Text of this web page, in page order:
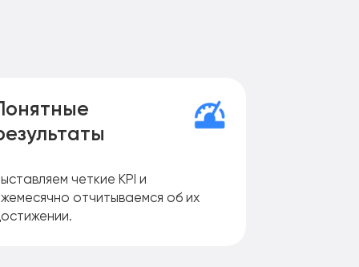
четкие KPI и
отчитываемся об их